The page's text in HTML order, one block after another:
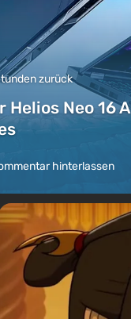
zurück
Helios Neo 16
hinterlassen